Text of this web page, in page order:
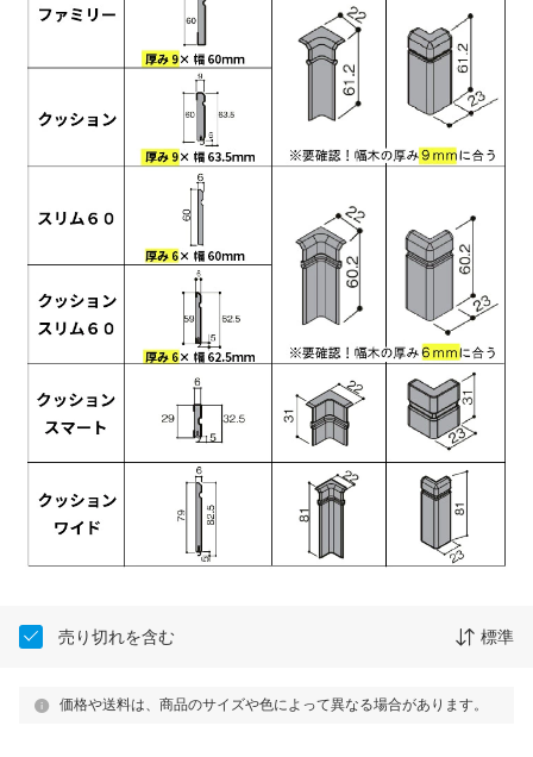
売り切れを含む 標準
価格や送料は、商品のサイズや色によって異なる場合があります。